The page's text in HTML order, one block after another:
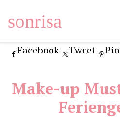
sonrisa
Facebook Tweet Pin
Make-up